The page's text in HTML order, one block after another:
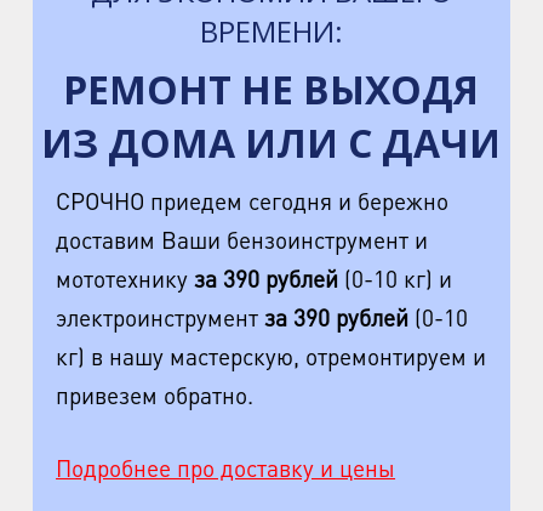
ВРЕМЕНИ:
РЕМОНТ НЕ ВЫХОДЯ
ИЗ ДОМА ИЛИ С ДАЧИ
СРОЧНО приедем сегодня и бережно
доставим Ваши бензоинструмент и
мототехникуза 390 рублей (0-10 кг) и
электроинструментза 390 рублей (0-10
кг) в нашу мастерскую, отремонтируем и
привезем обратно.
Подробнее про доставку и цены